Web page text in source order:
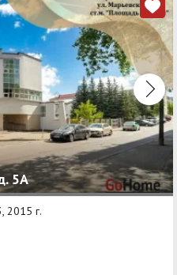
5А
2015 г.